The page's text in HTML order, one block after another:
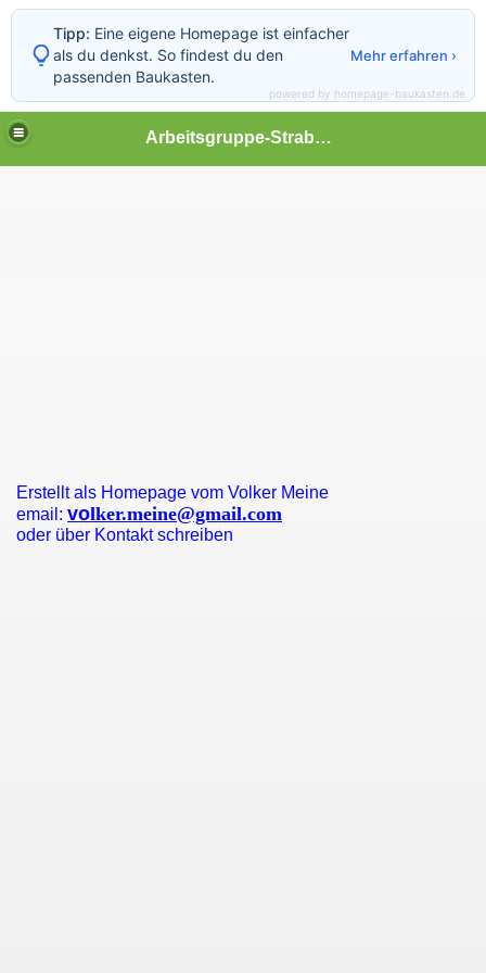
Arbeitsgruppe-StrabMod
Erstellt als Homepage vom Volker Meine
email: volker.meine@gmail.com
oder über Kontakt schreiben
Tipp: Eine eigene Homepage ist einfacher
als du denkst. So findest du den
passenden Baukasten.
Mehr erfahren ›
powered by homepage-baukasten.de